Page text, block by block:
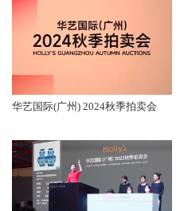
华艺国际(广州) 2024秋季拍卖会